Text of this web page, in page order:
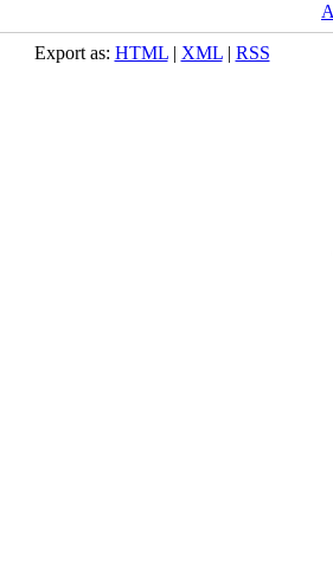
Export as: HTML| XML| RSS